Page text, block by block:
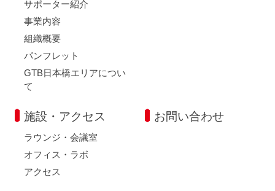
サポーター紹介
事業内容
組織概要
パンフレット
GTB日本橋エリアについ
て
施設・アクセス
ラウンジ・会議室
オフィス・ラボ
アクセス
お問い合わせ